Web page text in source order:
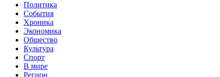
Политика
События
Хроника
Экономика
Общество
Культура
Спорт
В мире
Регион